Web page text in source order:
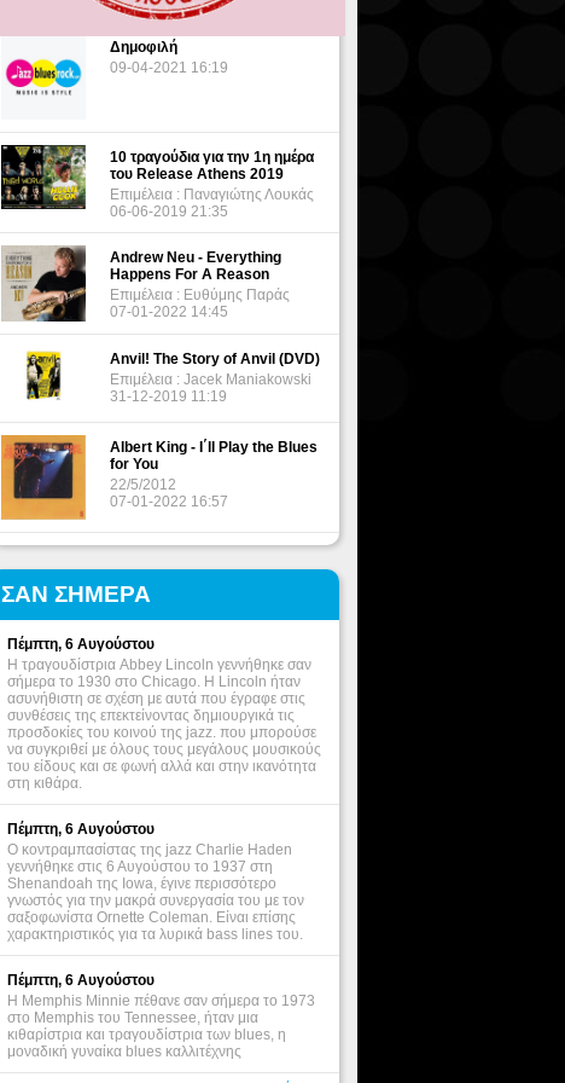
Δημοφιλή
09-04-2021 16:19
10 τραγούδια για την 1η ημέρα
του Release Athens 2019
Επιμέλεια : Παναγιώτης Λουκάς
06-06-2019 21:35
Andrew Neu - Everything
Happens For A Reason
Επιμέλεια : Ευθύμης Παράς
07-01-2022 14:45
Anvil! The Story of Anvil (DVD)
Επιμέλεια : Jacek Maniakowski
31-12-2019 11:19
Albert King - I΄ll Play the Blues
for You
22/5/2012
07-01-2022 16:57
ΣΑΝ ΣΗΜΕΡΑ
Πέμπτη, 6 Αυγούστου
Η τραγουδίστρια Abbey Lincoln γεννήθηκε σαν
σήμερα το 1930 στο Chicago. Η Lincoln ήταν
ασυνήθιστη σε σχέση με αυτά που έγραφε στις
συνθέσεις της επεκτείνοντας δημιουργικά τις
προσδοκίες του κοινού της jazz. που μπορούσε
να συγκριθεί με όλους τους μεγάλους μουσικούς
του είδους και σε φωνή αλλά και στην ικανότητα
στη κιθάρα.
Πέμπτη, 6 Αυγούστου
Ο κοντραμπασίστας της jazz Charlie Haden
γεννήθηκε στις 6 Αυγούστου το 1937 στη
Shenandoah της Iowa, έγινε περισσότερο
γνωστός για την μακρά συνεργασία του με τον
σαξοφωνίστα Ornette Coleman. Είναι επίσης
χαρακτηριστικός για τα λυρικά bass lines του.
Πέμπτη, 6 Αυγούστου
Η Memphis Minnie πέθανε σαν σήμερα το 1973
στο Memphis του Tennessee, ήταν μια
κιθαρίστρια και τραγουδίστρια των blues, η
μοναδική γυναίκα blues καλλιτέχνης